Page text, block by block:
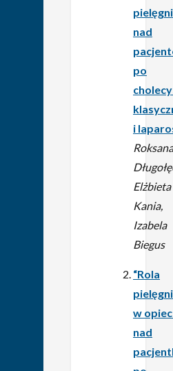
nad
po
i
Roksana
Elżbieta
Kania,
Izabela
Biegus
“Rola
w
nad